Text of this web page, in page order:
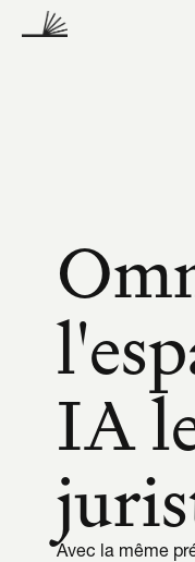
IA
Avec la même